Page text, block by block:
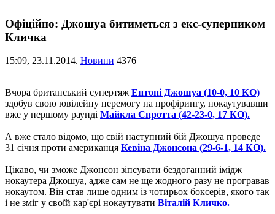
Офіційно: Джошуа битиметься з екс-суперником
Кличка
15:09, 23.11.2014. Новини 4376
Вчора британський супертяж Ентоні Джошуа (10-0, 10 КО)
здобув свою ювілейну перемогу на профірингу, нокаутувавши
вже у першому раунді Майкла Спротта (42-23-0, 17 КО).
А вже стало відомо, що свій наступний бій Джошуа проведе
31 січня проти американця Кевіна Джонсона (29-6-1, 14 КО).
Цікаво, чи зможе Джонсон зіпсувати бездоганний імідж
нокаутера Джошуа, адже сам не ще жодного разу не програвав
нокаутом. Він став лише одним із чотирьох боксерів, якого так
і не зміг у своїй кар'єрі нокаутувати Віталій Кличко.